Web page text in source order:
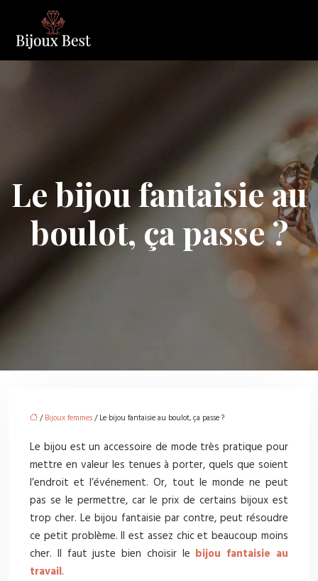
Le bijou fantaisie au
boulot, ça passe ?
/Bijoux femmes/ Le bijou fantaisie au boulot, ça passe ?
Le bijou est un accessoire de mode très pratique pour
mettre en valeur les tenues à porter, quels que soient
l’endroit et l’événement. Or, tout le monde ne peut
pas se le permettre, car le prix de certains bijoux est
trop cher. Le bijou fantaisie par contre, peut résoudre
ce petit problème. Il est assez chic et beaucoup moins
cher. Il faut juste bien choisir le bijou fantaisie au
travail.